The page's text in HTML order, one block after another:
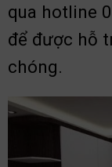
qua hotline
để được hỗ
chóng.